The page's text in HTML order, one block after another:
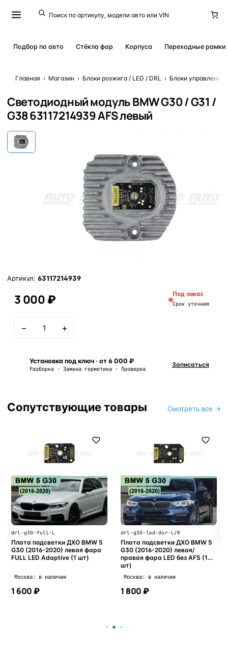
Подбор по авто Стёкла фар Корпуса Переходные рамки
Главная › Магазин › Блоки розжига / LED / DRL › Блоки управления
Светодиодный модуль BMW G30 / G31 /
G38 63117214939 AFS левый
Артикул: 63117214939
3 000 ₽ Под заказ
Срок уточним
− +
Установка под ключ · от 6 000 ₽
Разборка · Замена герметика · Проверка
Записаться
Сопутствующие товары Смотреть все →
drl-g30-full-L
Плата подсветки ДХО BMW 5
G30 (2016-2020) левая фара
FULL LED Adaptive (1 шт)
Москва: в наличии
1 600 ₽
drl-g30-led-dor-L/R
Плата подсветки ДХО BMW 5
G30 (2016-2020) левая/
правая фара LED без AFS (1
шт)
Москва: в наличии
1 800 ₽